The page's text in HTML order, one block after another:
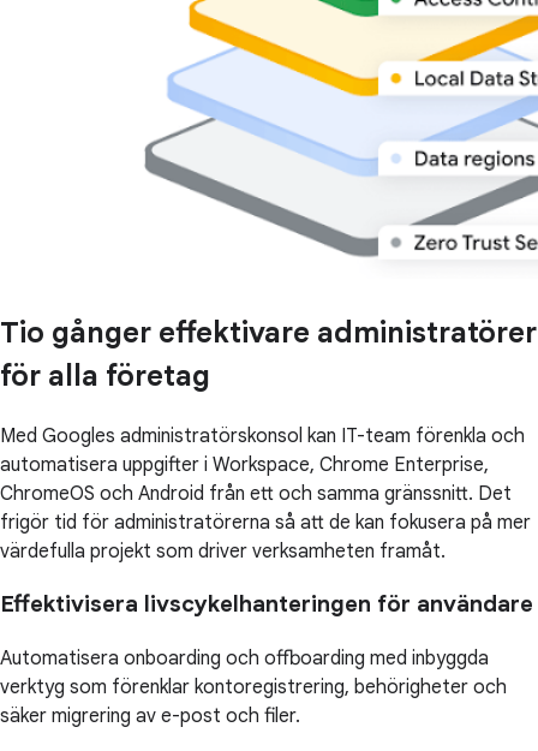
Tio gånger effektivare administratörer
för alla företag
Med Googles administratörskonsol kan IT-team förenkla och
automatisera uppgifter i Workspace, Chrome Enterprise,
ChromeOS och Android från ett och samma gränssnitt. Det
frigör tid för administratörerna så att de kan fokusera på mer
värdefulla projekt som driver verksamheten framåt.
Effektivisera livscykelhanteringen för användare
Automatisera onboarding och offboarding med inbyggda
verktyg som förenklar kontoregistrering, behörigheter och
säker migrering av e-post och filer.